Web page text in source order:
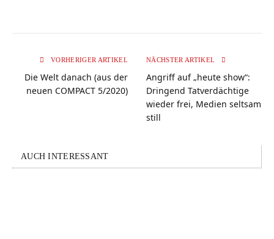
VORHERIGER ARTIKEL
Die Welt danach (aus der
neuen COMPACT 5/2020)
NÄCHSTER ARTIKEL
Angriff auf „heute show“:
Dringend Tatverdächtige
wieder frei, Medien seltsam
still
AUCH INTERESSANT